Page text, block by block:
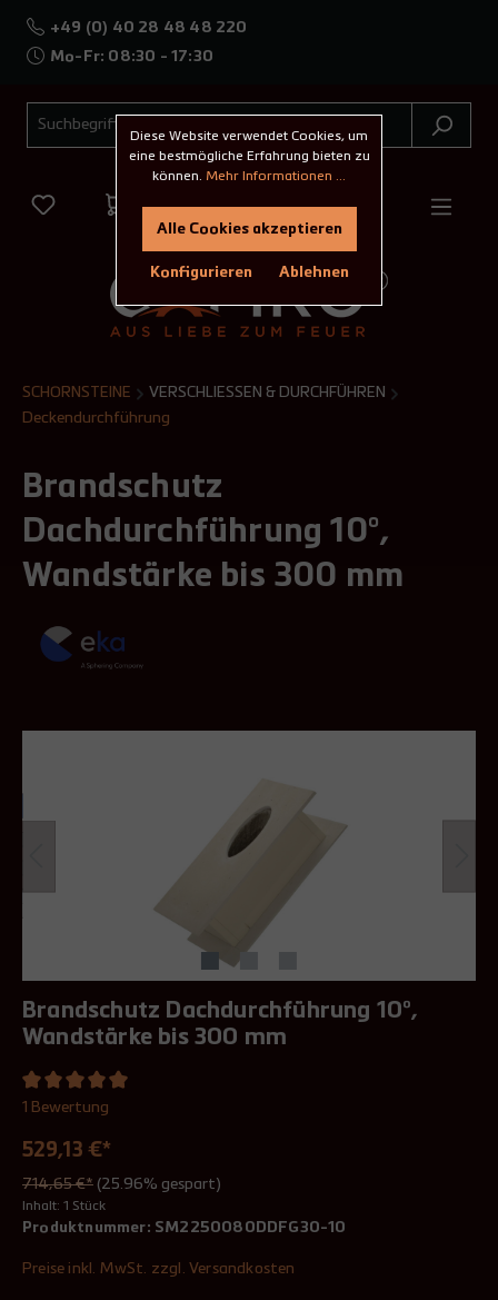
+49 (0) 40 28 48 48 220
Mo-Fr: 08:30 - 17:30
SCHORNSTEINE
VERSCHLIESSEN & DURCHFÜHREN
Deckendurchführung
Brandschutz
Dachdurchführung 10°,
Wandstärke bis 300 mm
Brandschutz Dachdurchführung 10°,
Wandstärke bis 300 mm
1 Bewertung
529,13 €*
714,65 €* (25.96% gespart)
Inhalt: 1 Stück
Produktnummer: SM2250080DDFG30-10
Preise inkl. MwSt. zzgl. Versandkosten
Diese Website verwendet Cookies, um
eine bestmögliche Erfahrung bieten zu
können. Mehr Informationen ...
Ablehnen
Konfigurieren
Alle Cookies akzeptieren